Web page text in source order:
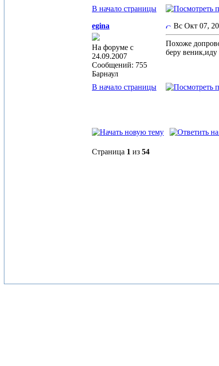
В начало страницы
egina
На форуме с
24.09.2007
Сообщений: 755
Барнаул
Вс Окт 07,
Похоже
беру
В начало страницы
Страница 1 из 54